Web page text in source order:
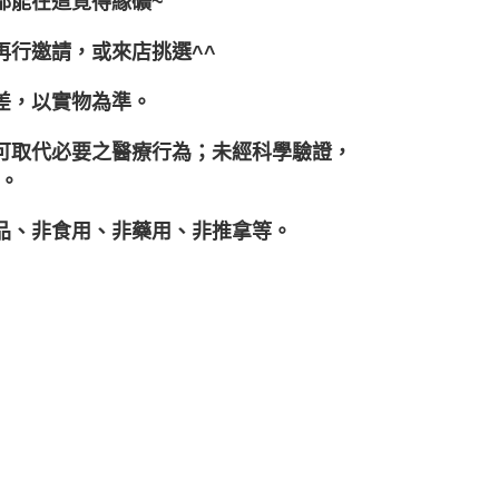
行邀請，或來店挑選^^
，以實物為準。
代必要之醫療行為；未經科學驗證，
非食用、非藥用、非推拿等。